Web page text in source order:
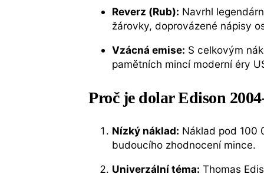
Reverz (Rub): Navrhl
žárovky, doprovázené nápisy
Vzácná emise: S celkovým
pamětních mincí moderní éry
Proč je dolar Edison
Nízký náklad: Náklad pod 100
budoucího zhodnocení mince.
Univerzální téma: Thomas